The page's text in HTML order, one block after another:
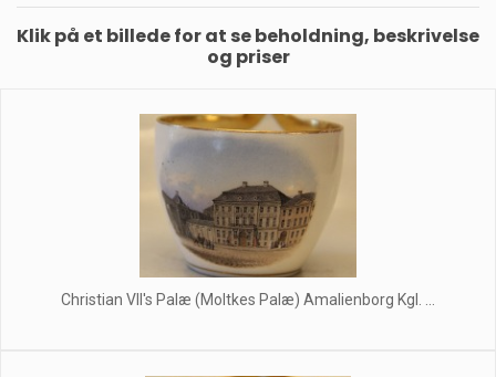
Klik på et billede for at se beholdning, beskrivelse
og priser
Christian VII's Palæ (Moltkes Palæ) Amalienborg Kgl. ...